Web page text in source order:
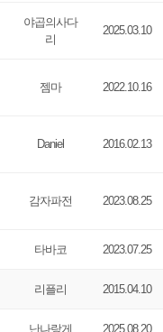
야곱의사다
리
2025.03.10
젬마 2022.10.16
Daniel 2016.02.13
감자파전 2023.08.25
타바코 2023.07.25
리플리 2015.04.10
난나랑게 2025.08.20